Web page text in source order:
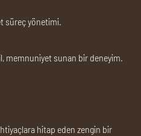
süreç yönetimi.
memnuniyet sunan bir deneyim.
hitap eden zengin bir